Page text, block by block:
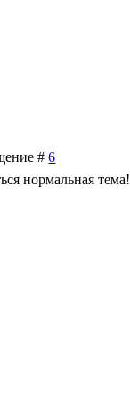
#6
нормальная тема!